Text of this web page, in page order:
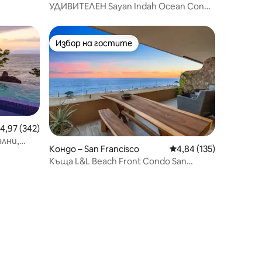
УДИВИТЕЛЕН Sayan Indah Ocean Condo
оценка: 4,97 от 5, 342 отзива
4,97 (342)
Избор на гостите
Избор на гостите
Кондо – San Francisco Средна оценка: 4,84
4,84 (135)
Къща L&L Beach Front Condo San